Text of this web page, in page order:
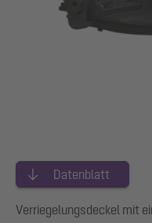
Datenblatt
Verriegelungsdeckel mit